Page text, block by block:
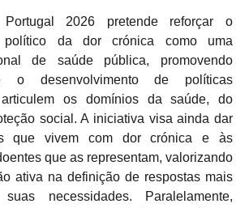
2026 pretende reforçar o
político da dor crónica como uma
de saúde pública, promovendo
o desenvolvimento de políticas
os domínios da saúde, do
social. A iniciativa visa ainda dar
que vivem com dor crónica e às
que as representam, valorizando
ativa na definição de respostas mais
necessidades. Paralelamente,